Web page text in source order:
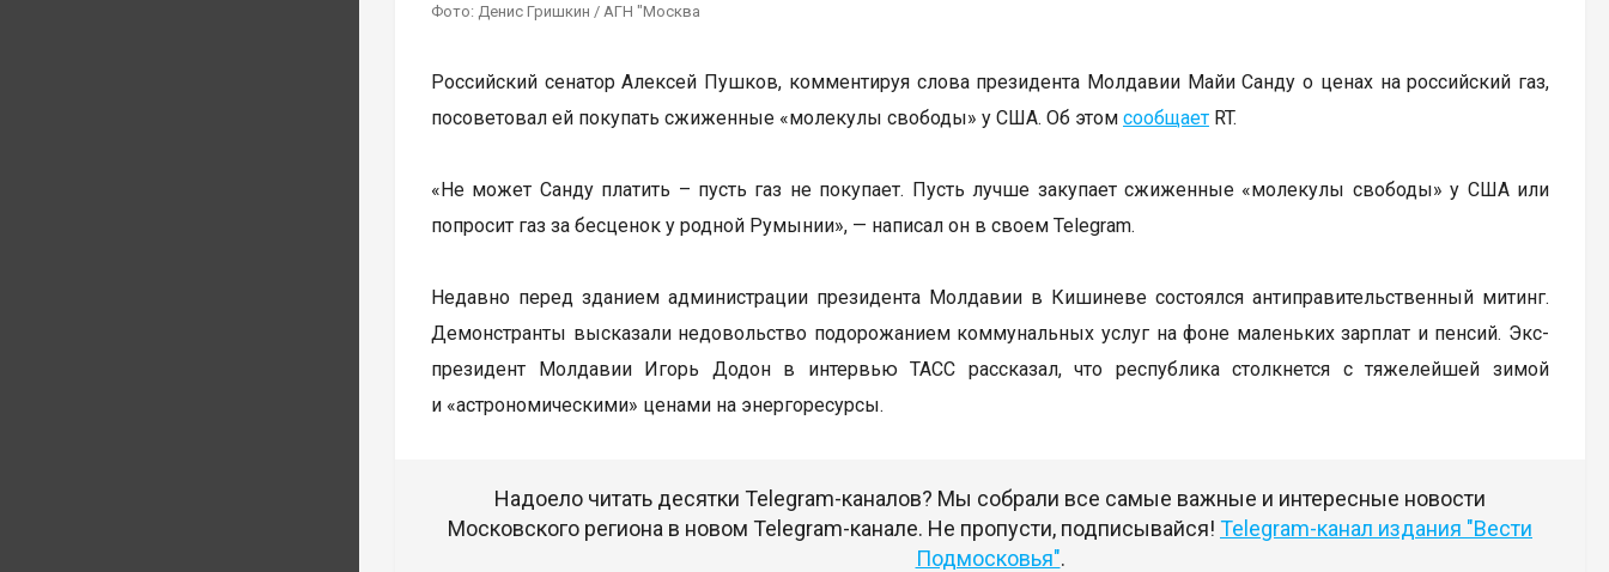
Фото: Денис Гришкин / АГН "Москва
Российский сенатор Алексей Пушков, комментируя слова президента Молдавии Майи Санду о ценах на российский газ,
посоветовал ей покупать сжиженные «молекулы свободы» у США. Об этом сообщает RT.
«Не может Санду платить – пусть газ не покупает. Пусть лучше закупает сжиженные «молекулы свободы» у США или
попросит газ за бесценок у родной Румынии», — написал он в своем Telegram.
Недавно перед зданием администрации президента Молдавии в Кишиневе состоялся антиправительственный митинг.
Демонстранты высказали недовольство подорожанием коммунальных услуг на фоне маленьких зарплат и пенсий. Экс-
президент Молдавии Игорь Додон в интервью ТАСС рассказал, что республика столкнется с тяжелейшей зимой
и «астрономическими» ценами на энергоресурсы.
Надоело читать десятки Telegram-каналов? Мы собрали все самые важные и интересные новости
Московского региона в новом Telegram-канале. Не пропусти, подписывайся! Telegram-канал издания "Вести
Подмосковья".